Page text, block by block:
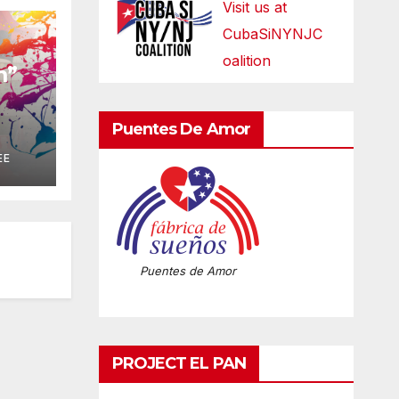
Visit us at
CubaSiNYNJC
oalition
Puentes De Amor
Puentes de Amor
PROJECT EL PAN